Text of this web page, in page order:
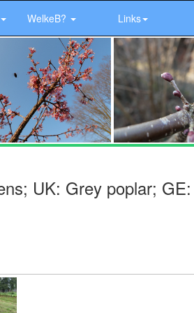
WelkeB? Links
UK: Grey poplar;